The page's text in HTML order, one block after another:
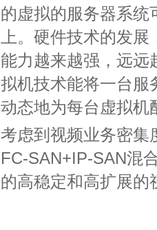
的虚拟的服务器系统
上。硬件技术的发
能力越来越强，远远
拟机技术能将一台服
动态地为每台虚拟机
考虑到视频业务密集
FC-SAN+IP-SAN混
的高稳定和高扩展的